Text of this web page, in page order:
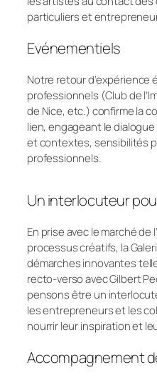
particuliers et
Evénementiels
Notre retour d’expérience
professionnels (Club de
de Nice, etc.) confirme la
lien, engageant le
et contextes, sensibilités
professionnels.
Un interlocuteur
En prise avec le marché
processus créatifs, la
démarches innovantes
recto-verso avecGilbert
pensons être un
les entrepreneurs et les
nourrir leur inspiration et
Accompagnement